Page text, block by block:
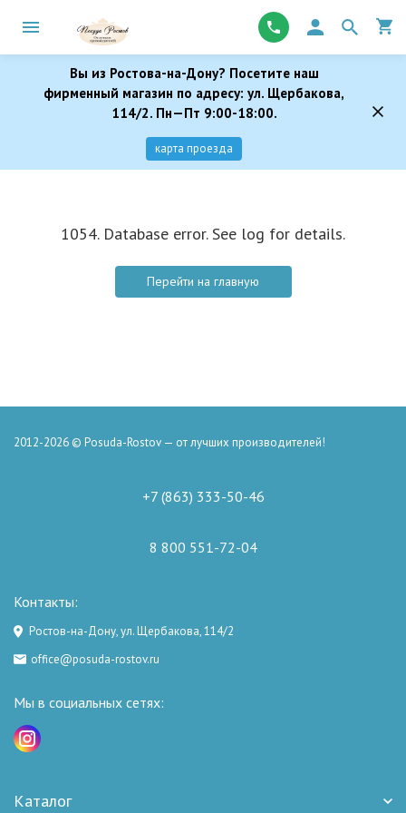
Вы из Ростова-на-Дону? Посетите наш
фирменный магазин по адресу: ул. Щербакова,
114/2. Пн—Пт 9:00-18:00.
карта проезда
1054. Database error. See log for details.
Перейти на главную
2012-2026 © Posuda-Rostov — от лучших производителей!
+7 (863) 333-50-46
8 800 551-72-04
Контакты:
Ростов-на-Дону, ул. Щербакова, 114/2
office@posuda-rostov.ru
Мы в социальных сетях:
Каталог